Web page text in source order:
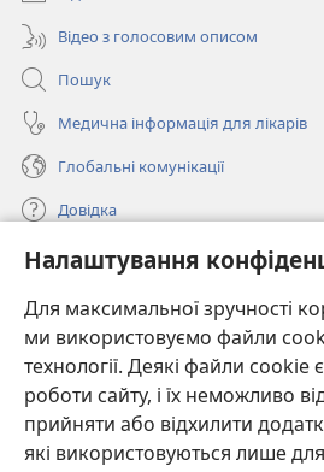
Налаштування
Для максимальної зручності
ми використовуємо файли
технології. Деякі файли
роботи сайту, і їх неможливо
прийняти або відхилити
які використовуються лише
Відео з голосовим описом
Пошук
Медична інформація для лікарів
Глобальні комунікації
Довідка
Пожертви
(відкривається
у
новому
вікні)
ОНЛАЙН-БІБЛІОТЕКА Товариства
(відкривається
у
новому
вікні)
JW Hub ®
(відкривається
у
новомуJW Library